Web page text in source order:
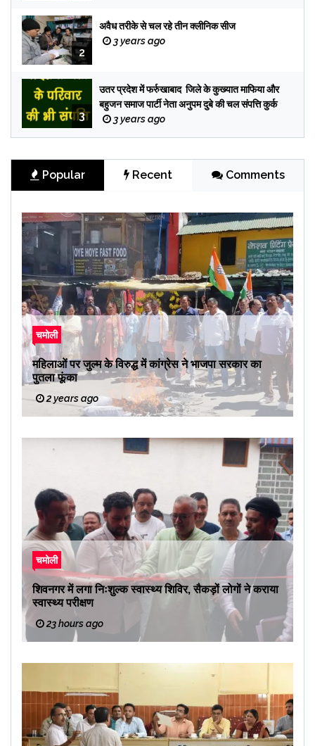
2
अवैध तरीके से चल रहे तीन क्लीनिक सीज
3 years ago
3
उतर प्रदेश में फर्रुखाबाद जिले के कुख्यात माफिया और
बहुजन समाज पार्टी नेता अनुपम दुबे की चल संपत्ति कुर्क
3 years ago
Popular Recent Comments
चमोली
महिलाओं पर जुल्म के विरुद्ध में कांग्रेस ने भाजपा सरकार का
पुतला फूंका
2 years ago
चमोली
शिवनगर में लगा निःशुल्क स्वास्थ्य शिविर, सैकड़ों लोगों ने कराया
स्वास्थ्य परीक्षण
23 hours ago